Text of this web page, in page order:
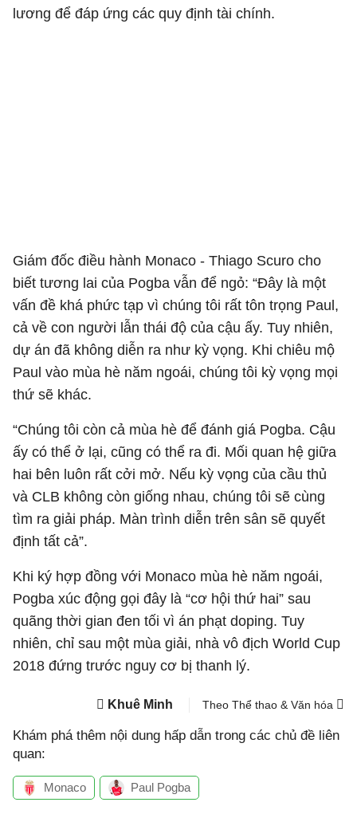
lương để đáp ứng các quy định tài chính.
Giám đốc điều hành Monaco - Thiago Scuro cho
biết tương lai của Pogba vẫn để ngỏ: “Đây là một
vấn đề khá phức tạp vì chúng tôi rất tôn trọng Paul,
cả về con người lẫn thái độ của cậu ấy. Tuy nhiên,
dự án đã không diễn ra như kỳ vọng. Khi chiêu mộ
Paul vào mùa hè năm ngoái, chúng tôi kỳ vọng mọi
thứ sẽ khác.
“Chúng tôi còn cả mùa hè để đánh giá Pogba. Cậu
ấy có thể ở lại, cũng có thể ra đi. Mối quan hệ giữa
hai bên luôn rất cởi mở. Nếu kỳ vọng của cầu thủ
và CLB không còn giống nhau, chúng tôi sẽ cùng
tìm ra giải pháp. Màn trình diễn trên sân sẽ quyết
định tất cả”.
Khi ký hợp đồng với Monaco mùa hè năm ngoái,
Pogba xúc động gọi đây là “cơ hội thứ hai” sau
quãng thời gian đen tối vì án phạt doping. Tuy
nhiên, chỉ sau một mùa giải, nhà vô địch World Cup
2018 đứng trước nguy cơ bị thanh lý.
Khuê Minh Theo Thể thao & Văn hóa
Khám phá thêm nội dung hấp dẫn trong các chủ đề liên
quan:
Monaco Paul Pogba